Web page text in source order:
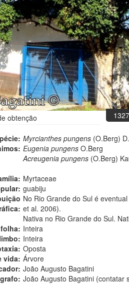
obtenção
Myrcianthes pungens (O.Berg)
Eugenia pungens O.Berg
Acreugenia pungens (O.Berg)
Myrtaceae
guabiju
No Rio Grande do Sul é
et al. 2006).
Nativa no Rio Grande do Sul.
Inteira
Inteira
Oposta
vida: Árvore
João Augusto Bagatini
João Augusto Bagatini (contatar